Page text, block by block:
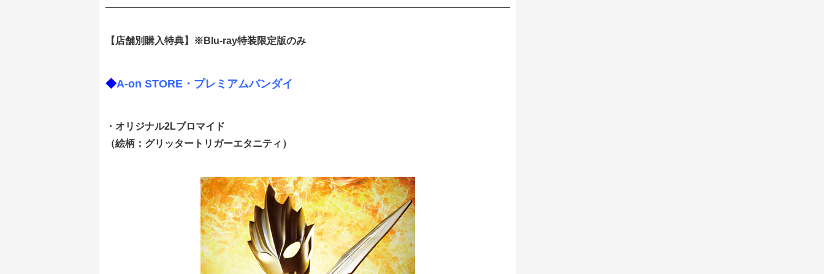
【店舗別購入特典】※Blu-ray特装限定版のみ
◆A-on STORE・プレミアムバンダイ
・オリジナル2Lブロマイド
（絵柄：グリッタートリガーエタニティ）